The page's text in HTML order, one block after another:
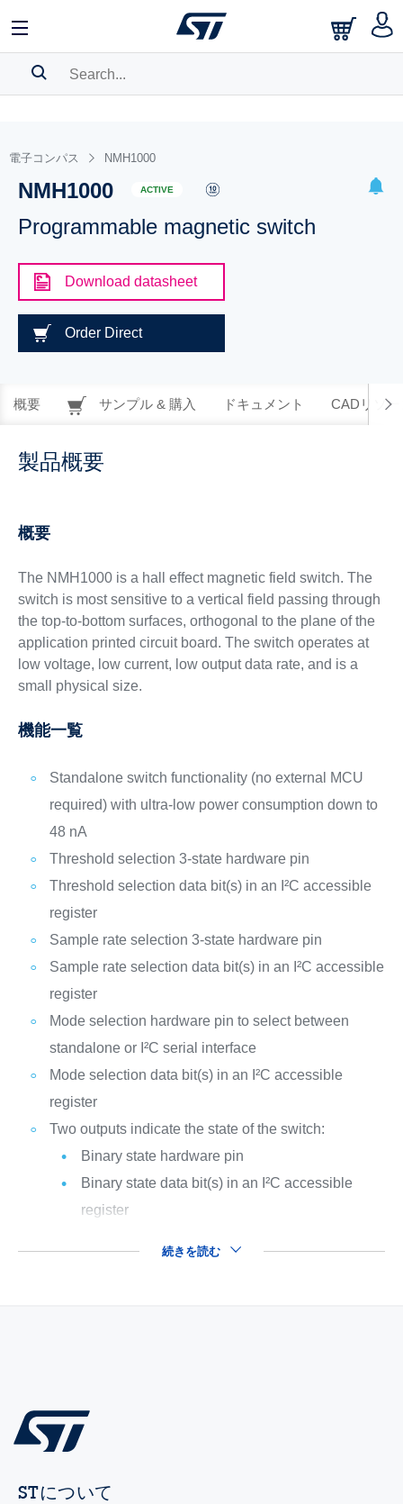
BOOKMARK
Pleaselog into show your saved searches.
電子コンパス NMH1000
NMH1000 ACTIVE
Programmable magnetic switch
Download datasheet
Order Direct
概要 サンプル & 購入 ドキュメント CADリソー
製品概要
概要
The NMH1000 is a hall effect magnetic field switch. The
switch is most sensitive to a vertical field passing through
the top-to-bottom surfaces, orthogonal to the plane of the
application printed circuit board. The switch operates at
low voltage, low current, low output data rate, and is a
small physical size.
機能一覧
Standalone switch functionality (no external MCU
required) with ultra‑low power consumption down to
48 nA
Threshold selection 3-state hardware pin
Threshold selection data bit(s) in an I²C accessible
register
Sample rate selection 3-state hardware pin
Sample rate selection data bit(s) in an I²C accessible
register
Mode selection hardware pin to select between
standalone or I²C serial interface
Mode selection data bit(s) in an I²C accessible
register
Two outputs indicate the state of the switch:
Binary state hardware pin
Binary state data bit(s) in an I²C accessible
register
続きを読む
STについて